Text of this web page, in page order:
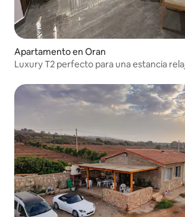
Apartamento en Oran
Luxury T2 perfecto para una estancia